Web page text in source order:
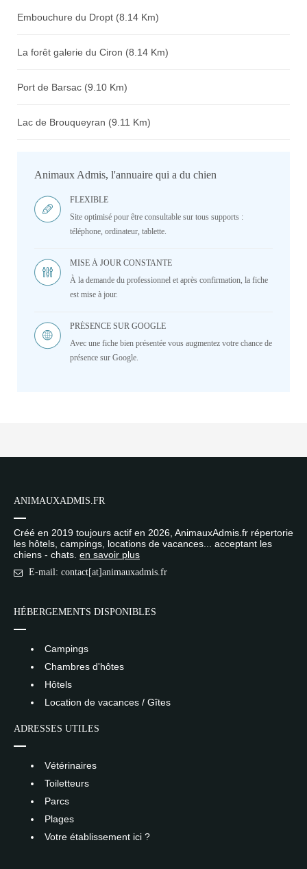
Embouchure du Dropt (8.14 Km)
La forêt galerie du Ciron (8.14 Km)
Port de Barsac (9.10 Km)
Lac de Brouqueyran (9.11 Km)
Animaux Admis, l'annuaire qui a du chien
FLEXIBLE
Site optimisé pour être consultable sur tous supports :
téléphone, ordinateur, tablette.
MISE À JOUR CONSTANTE
À la demande du professionnel et après confirmation, la fiche
est mise à jour.
PRÉSENCE SUR GOOGLE
Avec une fiche bien présentée vous augmentez votre chance de
présence sur Google.
ANIMAUXADMIS.FR
Créé en 2019 toujours actif en 2026, AnimauxAdmis.fr répertorie
les hôtels, campings, locations de vacances... acceptant les
chiens - chats. en savoir plus
E-mail: contact[at]animauxadmis.fr
HÉBERGEMENTS DISPONIBLES
Campings
Chambres d'hôtes
Hôtels
Location de vacances / Gîtes
ADRESSES UTILES
Vétérinaires
Toiletteurs
Parcs
Plages
Votre établissement ici ?